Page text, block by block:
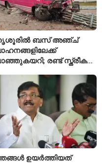
ബസ് അഞ്ച്
രണ്ട് സ്ത്രീകൾ
ഉയർത്തിയത്